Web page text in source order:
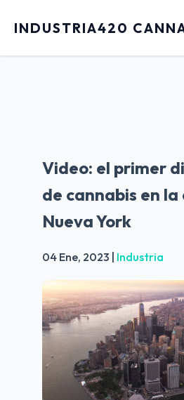
INDUSTRIA420
Video: el primer
de cannabis en
Nueva York
04 Ene, 2023 | Industria